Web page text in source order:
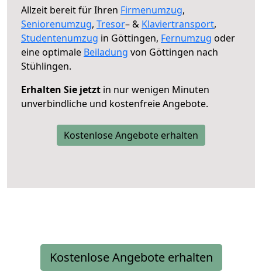
Allzeit bereit für Ihren Firmenumzug,
Seniorenumzug, Tresor– & Klaviertransport,
Studentenumzug in Göttingen, Fernumzug oder
eine optimale Beiladung von Göttingen nach
Stühlingen.
Erhalten Sie jetzt in nur wenigen Minuten
unverbindliche und kostenfreie Angebote.
Kostenlose Angebote erhalten
Kostenlose Angebote erhalten